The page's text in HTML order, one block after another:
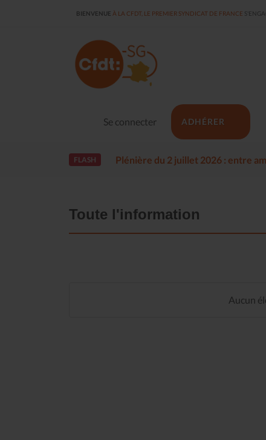
BIENVENUE À LA CFDT, LE PREMIER SYNDICAT DE FRANCE
Se connecter ADHÉRER
FLASH Plénière du 2 juillet 2026 : entre
Toute l'information
Aucun